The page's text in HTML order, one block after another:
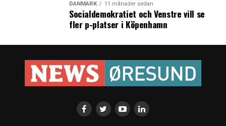
DANMARK 11 månader sedan
Socialdemokratiet och Venstre vill se
fler p-platser i Köpenhamn